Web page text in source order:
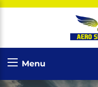
Menu